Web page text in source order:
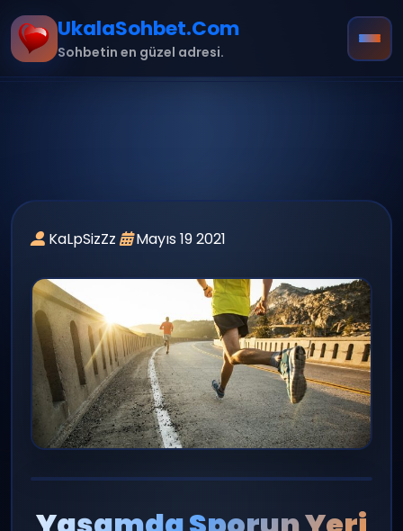
UkalaSohbet.Com
Sohbetin en güzel adresi.
İletişim
Kurallar
mobil
panel giriş
yayın
KaLpSizZz Mayıs 19 2021